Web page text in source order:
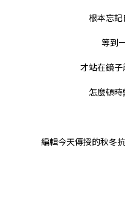
根本忘
等到
才站在鏡
怎麼頓
編輯今天傳授的秋冬